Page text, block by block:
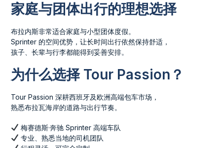
家庭与团体出行的理想选择
布拉内斯非常适合家庭与小型团体度假。
Sprinter 的空间优势，让长时间出行依然保持舒适，
孩子、长辈与行李都能得到妥善安排。
为什么选择 Tour Passion？
Tour Passion 深耕西班牙及欧洲高端包车市场，
熟悉布拉瓦海岸的道路与出行节奏。
梅赛德斯·奔驰 Sprinter 高端车队
专业、熟悉当地的司机团队